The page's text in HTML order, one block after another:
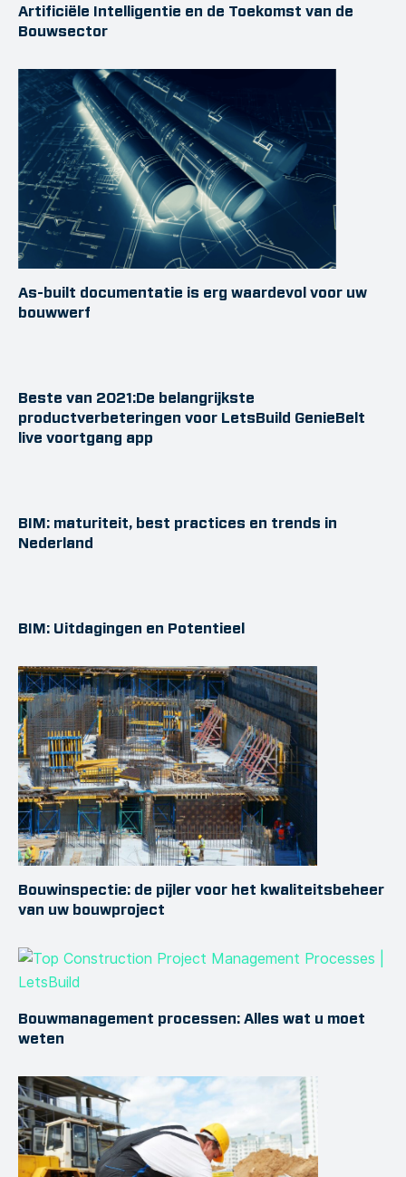
Artificiële Intelligentie en de Toekomst van de
Bouwsector
As-built documentatie is erg waardevol voor uw
bouwwerf
Beste van 2021:De belangrijkste
productverbeteringen voor LetsBuild GenieBelt
live voortgang app
BIM: maturiteit, best practices en trends in
Nederland
BIM: Uitdagingen en Potentieel
Bouwinspectie: de pijler voor het kwaliteitsbeheer
van uw bouwproject
Bouwmanagement processen: Alles wat u moet
weten